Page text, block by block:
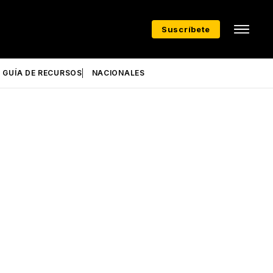
Suscríbete
GUÍA DE RECURSOS NACIONALES